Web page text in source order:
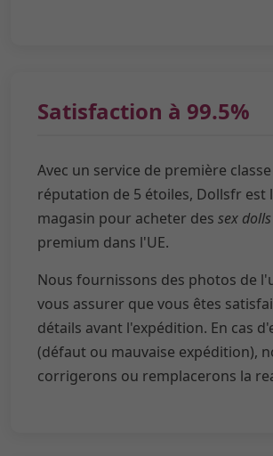
Satisfaction à 99.5%
Avec un service de première
réputation de 5 étoiles, Dollsfr est
magasin pour acheter des sex dolls
premium dans l'UE.
Nous fournissons des photos de
vous assurer que vous êtes
détails avant l'expédition. En cas
(défaut ou mauvaise expédition),
corrigerons ou remplacerons la